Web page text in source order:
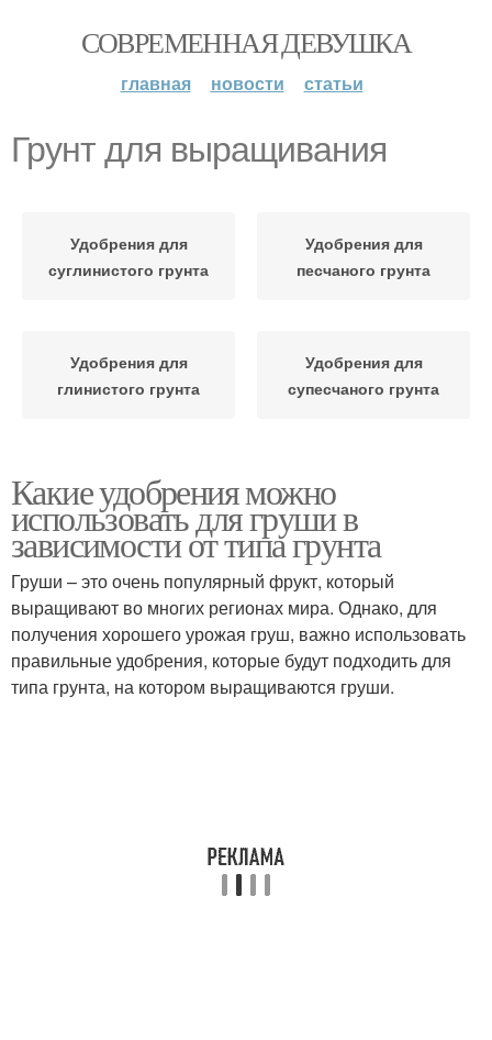
СОВРЕМЕННАЯ ДЕВУШКА
главная новости статьи
Грунт для выращивания
Удобрения для
суглинистого грунта
Удобрения для
песчаного грунта
Удобрения для
глинистого грунта
Удобрения для
супесчаного грунта
Какие удобрения можно
использовать для груши в
зависимости от типа грунта
Груши – это очень популярный фрукт, который
выращивают во многих регионах мира. Однако, для
получения хорошего урожая груш, важно использовать
правильные удобрения, которые будут подходить для
типа грунта, на котором выращиваются груши.